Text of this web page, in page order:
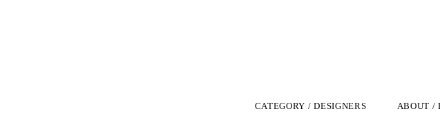
CATEGORY / DESIGNERS ABOUT /